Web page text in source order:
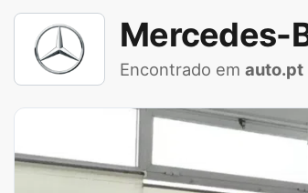
Mercedes-
Encontrado em auto.pt